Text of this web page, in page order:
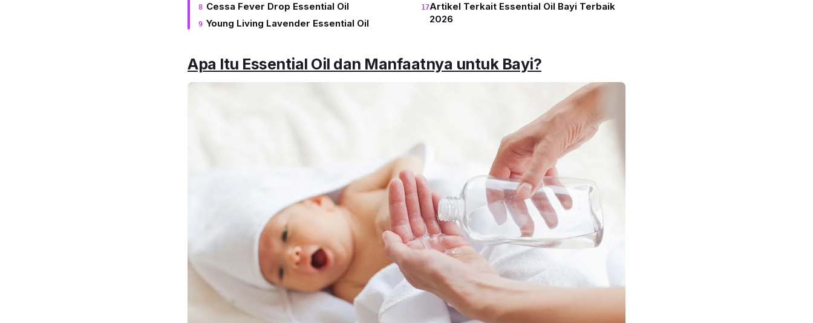
Cessa Fever Drop Essential Oil
Young Living Lavender Essential Oil
Artikel Terkait Essential Oil Bayi Terbaik
2026
Apa Itu Essential Oil dan Manfaatnya untuk Bayi?